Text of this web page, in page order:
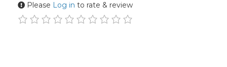
Please Log in to rate & review